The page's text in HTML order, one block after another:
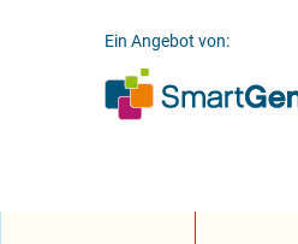
Ein Angebot von: